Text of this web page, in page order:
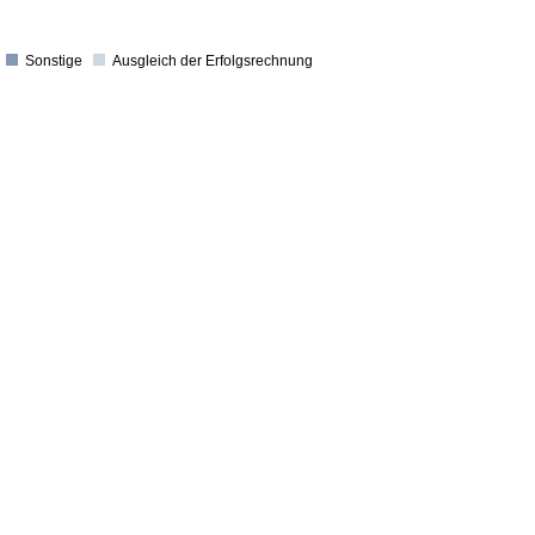
Sonstige Ausgleich der Erfolgsrechnung